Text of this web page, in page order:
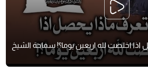
اخلصت لله اربعين يوما؟! سماحة الشيخ